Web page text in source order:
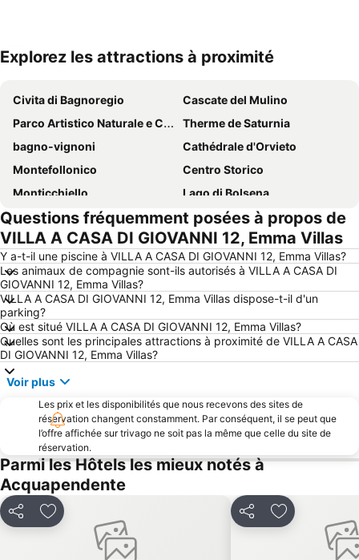
Explorez les attractions à proximité
Civita di Bagnoregio
Cascate del Mulino
Parco Artistico Naturale e Culturale della Val d'Orcia
Therme de Saturnia
bagno-vignoni
Cathédrale d'Orvieto
Montefollonico
Centro Storico
Monticchiello
Lago di Bolsena
Pitigliano
San Francesco - Santuario della Madonna di Fatima
Collelungo
centro-storico-pienza
Therme de Chianciano
Chiesa parrocchiale di San Mariano
Terme dei Papi
Villa Lante
Place du Peuple
Centre historique de Montepulciano
Lac Trasimeno
Questions fréquemment posées à propos de
VILLA A CASA DI GIOVANNI 12, Emma Villas
Y a-t-il une piscine à VILLA A CASA DI GIOVANNI 12, Emma Villas?
Les animaux de compagnie sont-ils autorisés à VILLA A CASA DI
GIOVANNI 12, Emma Villas?
VILLA A CASA DI GIOVANNI 12, Emma Villas dispose-t-il d'un
parking?
Où est situé VILLA A CASA DI GIOVANNI 12, Emma Villas?
Quelles sont les principales attractions à proximité de VILLA A CASA
DI GIOVANNI 12, Emma Villas?
Voir plus
Les prix et les disponibilités que nous recevons des sites de
réservation changent constamment. Par conséquent, il se peut que
l’offre affichée sur trivago ne soit pas la même que celle du site de
réservation.
Parmi les Hôtels les mieux notés à
Acquapendente
PartagerAjouter à mes favoris PartagerAjouter à